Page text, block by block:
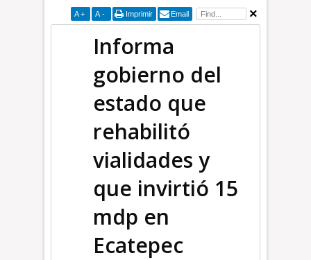
A + A - Imprimir Email
Informa
gobierno del
estado que
rehabilitó
vialidades y
que invirtió 15
mdp en
Ecatepec